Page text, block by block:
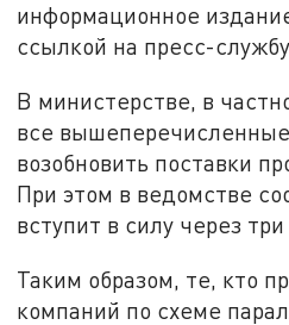
информационное
ссылкой на пресс-
В министерстве, в
все
возобновить поставки
При этом в ведомстве
вступит в силу через
Таким образом, те, кто
компаний по схеме